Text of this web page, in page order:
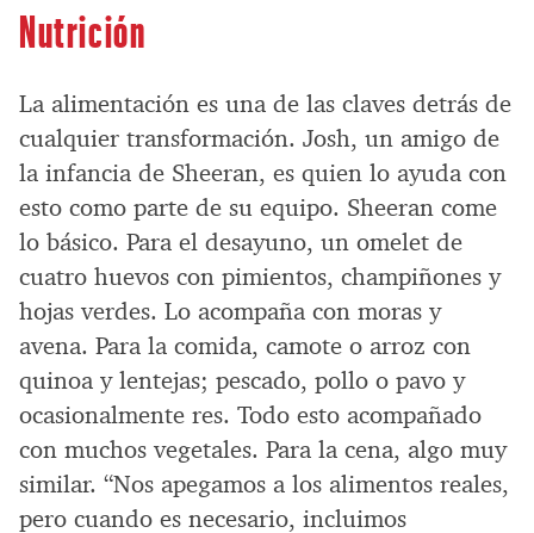
Nutrición
La alimentación es una de las claves detrás de
cualquier transformación. Josh, un amigo de
la infancia de Sheeran, es quien lo ayuda con
esto como parte de su equipo. Sheeran come
lo básico. Para el desayuno, un omelet de
cuatro huevos con pimientos, champiñones y
hojas verdes. Lo acompaña con moras y
avena. Para la comida, camote o arroz con
quinoa y lentejas; pescado, pollo o pavo y
ocasionalmente res. Todo esto acompañado
con muchos vegetales. Para la cena, algo muy
similar. “Nos apegamos a los alimentos reales,
pero cuando es necesario, incluimos